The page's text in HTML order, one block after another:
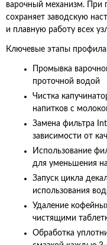
варочный механизм. При
сохраняет заводскую
и плавную работу всех
Ключевые этапы
Промывка
проточной водой
Чистка
напитков с
Замена фильтра
зависимости от
Использование
для уменьшения
Запуск цикла
использования
Удаление
чистящими
Обработка